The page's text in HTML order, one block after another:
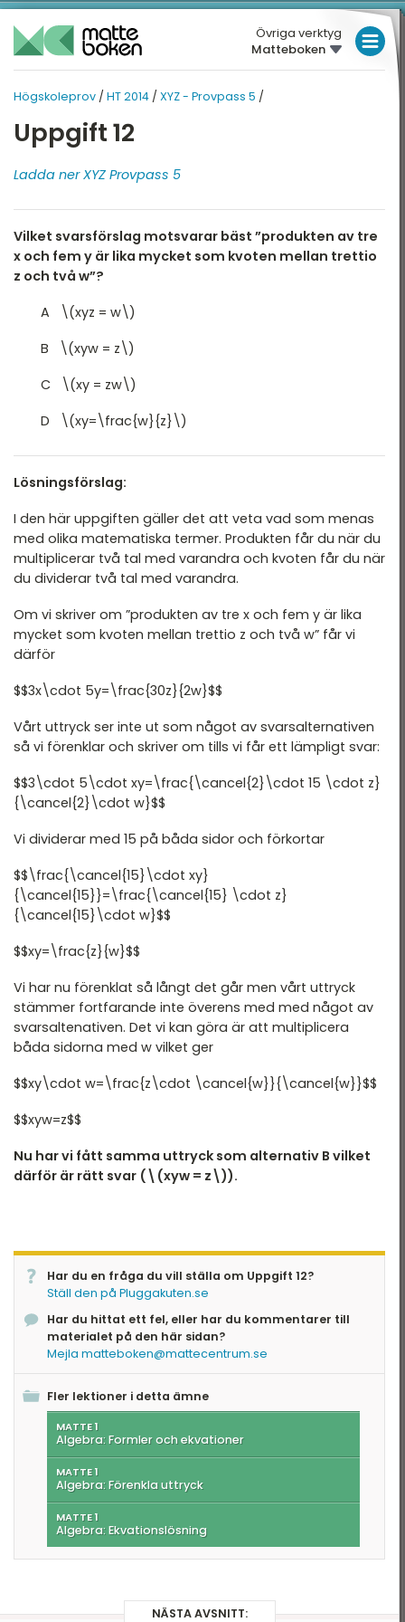
Övriga verktyg
Matteboken
Högskoleprov / HT 2014 / XYZ - Provpass 5 /
Uppgift 12
Ladda ner XYZ Provpass 5
Vilket svarsförslag motsvarar bäst ”produkten av tre
x och fem y är lika mycket som kvoten mellan trettio
z och två w”?
A \(xyz = w\)
B \(xyw = z\)
C \(xy = zw\)
D \(xy=\frac{w}{z}\)
Lösningsförslag:
I den här uppgiften gäller det att veta vad som menas
med olika matematiska termer. Produkten får du när du
multiplicerar två tal med varandra och kvoten får du när
du dividerar två tal med varandra.
Om vi skriver om ”produkten av tre x och fem y är lika
mycket som kvoten mellan trettio z och två w” får vi
därför
$$3x\cdot 5y=\frac{30z}{2w}$$
Vårt uttryck ser inte ut som något av svarsalternativen
så vi förenklar och skriver om tills vi får ett lämpligt svar:
$$3\cdot 5\cdot xy=\frac{\cancel{2}\cdot 15 \cdot z}
{\cancel{2}\cdot w}$$
Vi dividerar med 15 på båda sidor och förkortar
$$\frac{\cancel{15}\cdot xy}
{\cancel{15}}=\frac{\cancel{15} \cdot z}
{\cancel{15}\cdot w}$$
$$xy=\frac{z}{w}$$
Vi har nu förenklat så långt det går men vårt uttryck
stämmer fortfarande inte överens med med något av
svarsaltenativen. Det vi kan göra är att multiplicera
båda sidorna med w vilket ger
$$xy\cdot w=\frac{z\cdot \cancel{w}}{\cancel{w}}$$
$$xyw=z$$
Nu har vi fått samma uttryck som alternativ B vilket
därför är rätt svar (\(xyw = z\)).
Har du en fråga du vill ställa om Uppgift 12?
Ställ den på Pluggakuten.se
Har du hittat ett fel, eller har du kommentarer till
materialet på den här sidan?
Mejla matteboken@mattecentrum.se
Fler lektioner i detta ämne
MATTE 1
Algebra: Formler och ekvationer
MATTE 1
Algebra: Förenkla uttryck
MATTE 1
Algebra: Ekvationslösning
NÄSTA AVSNITT:
LÅGSTADIET
MELLANSTADIET
HÖGSKOLEPROV
Översikt
2026
2025
2025
2024
2024
2023
2023
2022 - mars
2021
2021
2018
2017
2014
HÖGSKOLEPROV
XYZ - Provpass 5
DIGITALA VERKTYG